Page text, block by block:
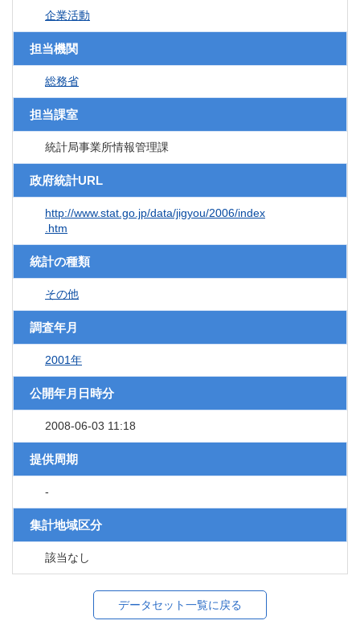
企業活動
担当機関
総務省
担当課室
統計局事業所情報管理課
政府統計URL
http://www.stat.go.jp/data/jigyou/2006/index
.htm
統計の種類
その他
調査年月
2001年
公開年月日時分
2008-06-03 11:18
提供周期
-
集計地域区分
該当なし
データセット一覧に戻る